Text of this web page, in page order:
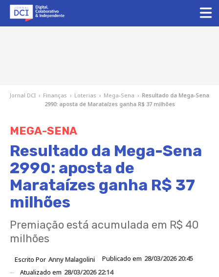
Jornal DCI › Finanças › Loterias › Mega-Sena › Resultado da Mega-Sena
2990: aposta de Marataízes ganha R$ 37 milhões
MEGA-SENA
Resultado da Mega-Sena
2990: aposta de
Marataízes ganha R$ 37
milhões
Premiação está acumulada em R$ 40
milhões
Escrito Por Anny Malagolini Publicado em 28/03/2026 20:45
Atualizado em 28/03/2026 22:14